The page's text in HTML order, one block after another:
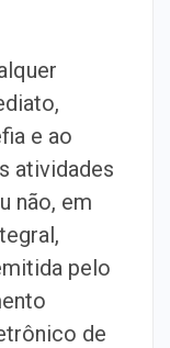
e ao
atividades
não, em
pelo
de